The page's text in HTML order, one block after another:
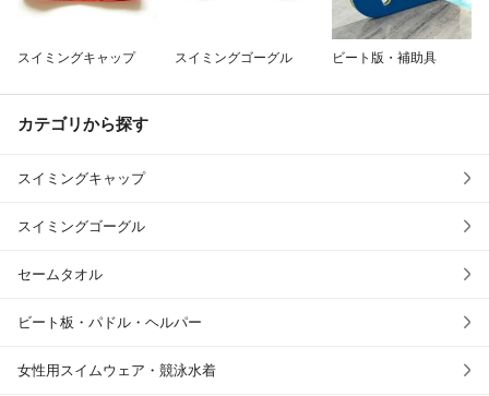
スイミングキャップ スイミングゴーグル ビート版・補助具
カテゴリから探す
スイミングキャップ
スイミングゴーグル
セームタオル
ビート板・パドル・ヘルパー
女性用スイムウェア・競泳水着